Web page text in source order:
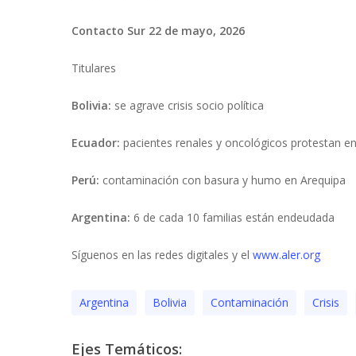
Contacto Sur 22 de mayo, 2026
Titulares
Bolivia: se agrave crisis socio política
Ecuador: pacientes renales y oncológicos protestan
Perú: contaminación con basura y humo en Arequipa
Argentina: 6 de cada 10 familias están endeudada
Síguenos en las redes digitales y el www.aler.org
Argentina Bolivia Contaminación Crisis
Ejes Temáticos: